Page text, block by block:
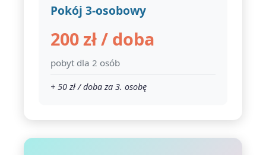
Pokój 3-osobowy
200 zł / doba
pobyt dla 2 osób
+ 50 zł / doba za 3. osobę